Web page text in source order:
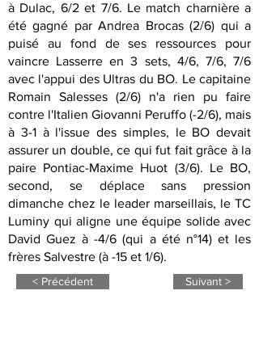
à Dulac, 6/2 et 7/6. Le match charnière a
été gagné par Andrea Brocas (2/6) qui a
puisé au fond de ses ressources pour
vaincre Lasserre en 3 sets, 4/6, 7/6, 7/6
avec l'appui des Ultras du BO. Le capitaine
Romain Salesses (2/6) n'a rien pu faire
contre l'Italien Giovanni Peruffo (-2/6), mais
à 3-1 à l'issue des simples, le BO devait
assurer un double, ce qui fut fait grâce à la
paire Pontiac-Maxime Huot (3/6). Le BO,
second, se déplace sans pression
dimanche chez le leader marseillais, le TC
Luminy qui aligne une équipe solide avec
David Guez à -4/6 (qui a été n°14) et les
frères Salvestre (à -15 et 1/6).
< Précédent Suivant >